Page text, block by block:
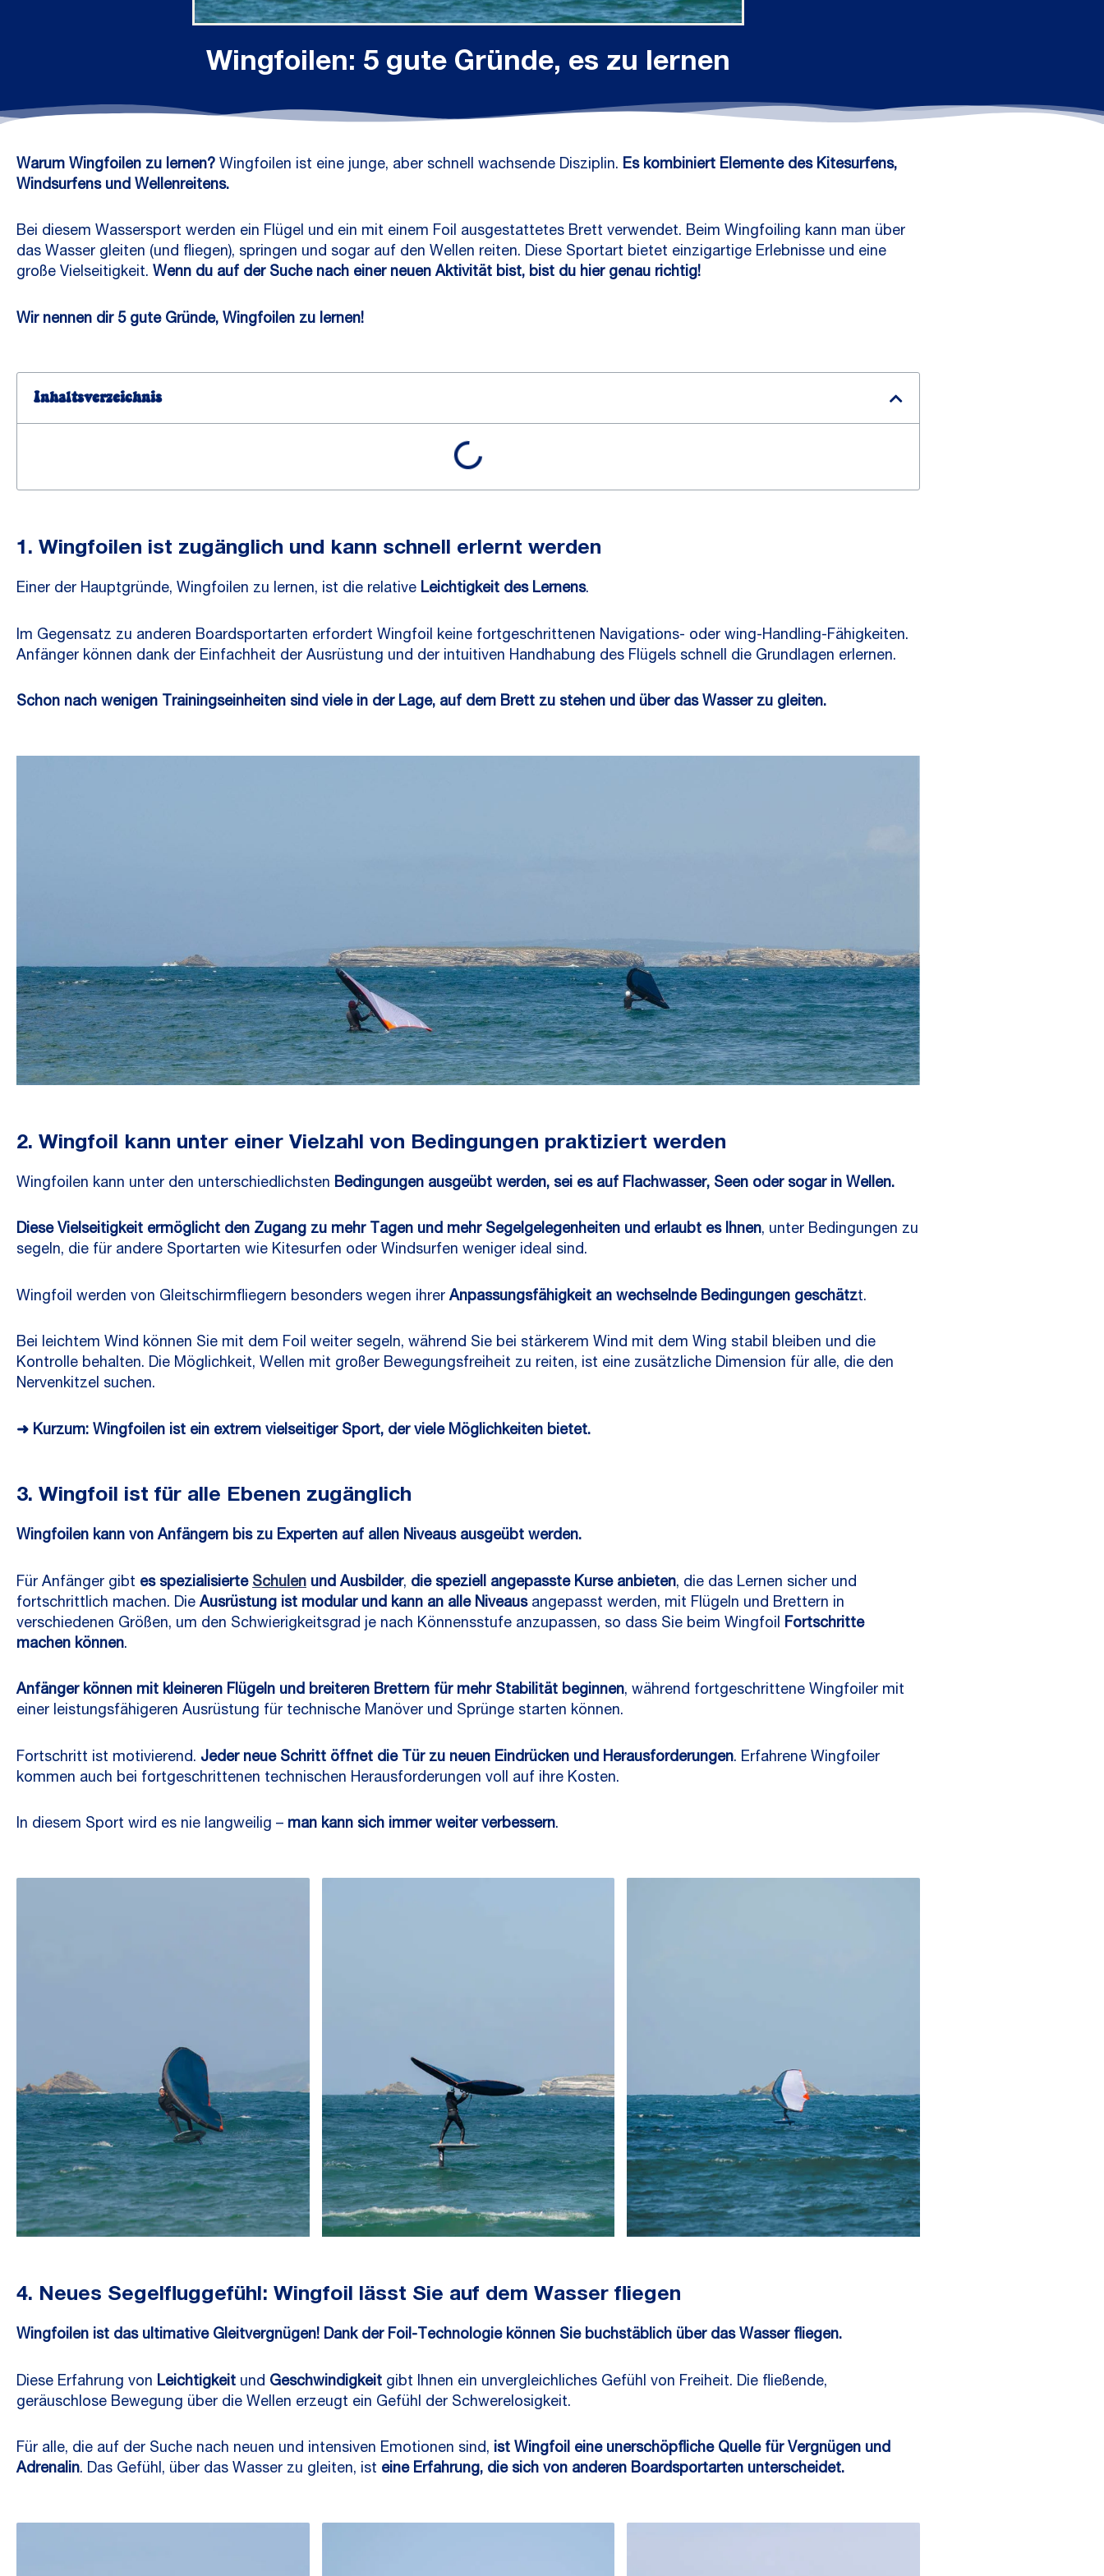
Wingfoilen: 5 gute Gründe, es zu lernen
Warum Wingfoilen zu lernen? Wingfoilen ist eine junge, aber schnell wachsende Disziplin. Es kombiniert Elemente des Kitesurfens,
Windsurfens und Wellenreitens.
Bei diesem Wassersport werden ein Flügel und ein mit einem Foil ausgestattetes Brett verwendet. Beim Wingfoiling kann man über
das Wasser gleiten (und fliegen), springen und sogar auf den Wellen reiten. Diese Sportart bietet einzigartige Erlebnisse und eine
große Vielseitigkeit. Wenn du auf der Suche nach einer neuen Aktivität bist, bist du hier genau richtig!
Wir nennen dir 5 gute Gründe, Wingfoilen zu lernen!
Inhaltsverzeichnis
1. Wingfoilen ist zugänglich und kann schnell erlernt werden
Einer der Hauptgründe, Wingfoilen zu lernen, ist die relative Leichtigkeit des Lernens.
Im Gegensatz zu anderen Boardsportarten erfordert Wingfoil keine fortgeschrittenen Navigations- oder wing-Handling-Fähigkeiten.
Anfänger können dank der Einfachheit der Ausrüstung und der intuitiven Handhabung des Flügels schnell die Grundlagen erlernen.
Schon nach wenigen Trainingseinheiten sind viele in der Lage, auf dem Brett zu stehen und über das Wasser zu gleiten.
2. Wingfoil kann unter einer Vielzahl von Bedingungen praktiziert werden
Wingfoilen kann unter den unterschiedlichsten Bedingungen ausgeübt werden, sei es auf Flachwasser, Seen oder sogar in Wellen.
Diese Vielseitigkeit ermöglicht den Zugang zu mehr Tagen und mehr Segelgelegenheiten und erlaubt es Ihnen, unter Bedingungen zu
segeln, die für andere Sportarten wie Kitesurfen oder Windsurfen weniger ideal sind.
Wingfoil werden von Gleitschirmfliegern besonders wegen ihrerAnpassungsfähigkeit an wechselnde Bedingungen geschätzt.
Bei leichtem Wind können Sie mit dem Foil weiter segeln, während Sie bei stärkerem Wind mit dem Wing stabil bleiben und die
Kontrolle behalten. Die Möglichkeit, Wellen mit großer Bewegungsfreiheit zu reiten, ist eine zusätzliche Dimension für alle, die den
Nervenkitzel suchen.
➜ Kurzum: Wingfoilen ist ein extrem vielseitiger Sport, der viele Möglichkeiten bietet.
3. Wingfoil ist für alle Ebenen zugänglich
Wingfoilen kann von Anfängern bis zu Experten auf allen Niveaus ausgeübt werden.
Für Anfänger gibt es spezialisierte Schulen und Ausbilder, die speziell angepasste Kurse anbieten, die das Lernen sicher und
fortschrittlich machen. DieAusrüstung ist modular und kann an alle Niveausangepasst werden, mit Flügeln und Brettern in
verschiedenen Größen, um den Schwierigkeitsgrad je nach Könnensstufe anzupassen, so dass Sie beim Wingfoil Fortschritte
machen können.
Anfänger können mit kleineren Flügeln und breiteren Brettern für mehr Stabilität beginnen, während fortgeschrittene Wingfoiler mit
einer leistungsfähigeren Ausrüstung für technische Manöver und Sprünge starten können.
Fortschritt ist motivierend. Jeder neue Schritt öffnet die Tür zu neuen Eindrücken und Herausforderungen. Erfahrene Wingfoiler
kommen auch bei fortgeschrittenen technischen Herausforderungen voll auf ihre Kosten.
In diesem Sport wird es nie langweilig – man kann sich immer weiter verbessern.
4. Neues Segelfluggefühl: Wingfoil lässt Sie auf dem Wasser fliegen
Wingfoilen ist das ultimative Gleitvergnügen! Dank der Foil-Technologie können Sie buchstäblich über das Wasser fliegen.
Diese Erfahrung von Leichtigkeit und Geschwindigkeit gibt Ihnen ein unvergleichliches Gefühl von Freiheit. Die fließende,
geräuschlose Bewegung über die Wellen erzeugt ein Gefühl der Schwerelosigkeit.
Für alle, die auf der Suche nach neuen und intensiven Emotionen sind, ist Wingfoil eine unerschöpfliche Quelle für Vergnügen und
Adrenalin. Das Gefühl, über das Wasser zu gleiten, ist eine Erfahrung, die sich von anderen Boardsportarten unterscheidet.